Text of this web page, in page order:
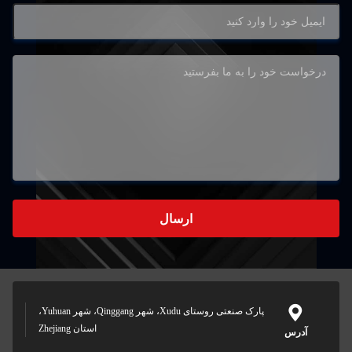
ارسال
آدرس
پارک صنعتی روستای Xudu، شهر Qinggang، شهر Yuhuan،
استان Zhejiang